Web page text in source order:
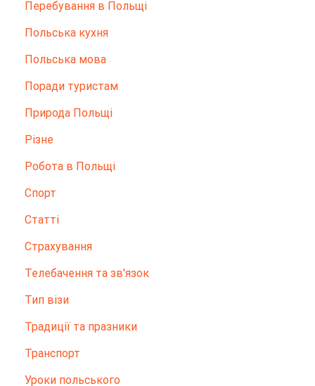
Перебування в Польщі
Польська кухня
Польська мова
Поради туристам
Природа Польщі
Різне
Робота в Польщі
Спорт
Статті
Страхування
Телебачення та зв'язок
Тип візи
Традиції та празники
Транспорт
Уроки польського